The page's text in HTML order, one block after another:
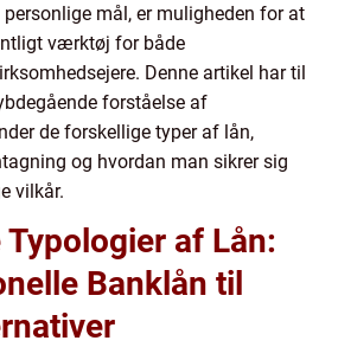
mål, er muligheden for at
værktøj for både
Denne artikel har til
forståelse af
de forskellige typer af lån,
og hvordan man sikrer sig
vilkår.
af Lån:
Banklån til